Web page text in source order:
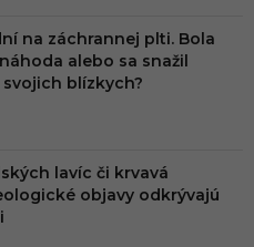
na záchrannej plti. Bola
alebo sa snažil
blízkych?
lavíc či krvavá
objavy odkrývajú